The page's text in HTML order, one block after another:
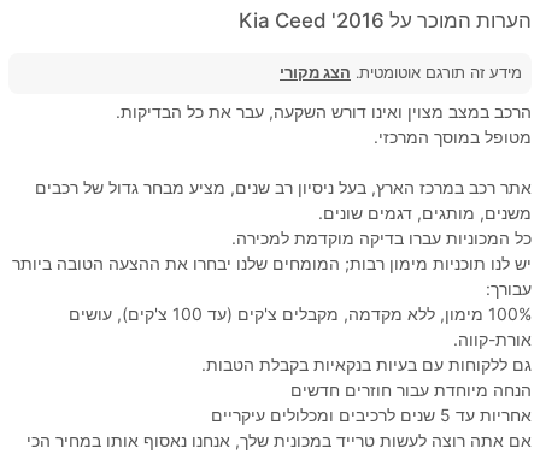
הערות המוכר על 2016' Kia Ceed
מידע זה תורגם אוטומטית. הצג מקורי
הרכב במצב מצוין ואינו דורש השקעה, עבר את כל הבדיקות.
מטופל במוסך המרכזי.
אתר רכב במרכז הארץ, בעל ניסיון רב שנים, מציע מבחר גדול של רכבים
משנים, מותגים, דגמים שונים.
כל המכוניות עברו בדיקה מוקדמת למכירה.
יש לנו תוכניות מימון רבות; המומחים שלנו יבחרו את ההצעה הטובה ביותר
עבורך:
100% מימון, ללא מקדמה, מקבלים צ'קים (עד 100 צ'קים), עושים
אורת-קווה.
גם ללקוחות עם בעיות בנקאיות בקבלת הטבות.
הנחה מיוחדת עבור חוזרים חדשים
אחריות עד 5 שנים לרכיבים ומכלולים עיקריים
אם אתה רוצה לעשות טרייד במכונית שלך, אנחנו נאסוף אותו במחיר הכי